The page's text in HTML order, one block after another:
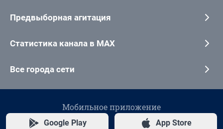
Предвыборная агитация
Статистика канала в MAX
Все города сети
Мобильное приложение
Google Play App Store